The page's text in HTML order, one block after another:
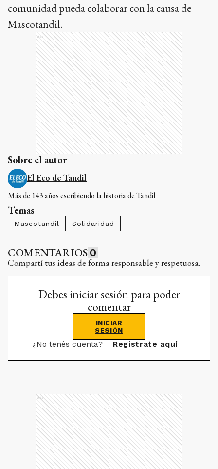
comunidad pueda colaborar con la causa de
Mascotandil.
Ads
Sobre el autor
El Eco de Tandil
Más de 143 años escribiendo la historia de Tandil
Temas
Mascotandil Solidaridad
COMENTARIOS 0
Compartí tus ideas de forma responsable y respetuosa.
Debes iniciar sesión para poder
comentar
INICIAR
SESIÓN
¿No tenés cuenta? Registrate aquí
Ads